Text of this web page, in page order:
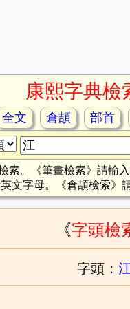
康熙字典檢
全文 倉頡 部首
索。《筆畫檢索》請輸
文字母。《倉頡檢索》
《字頭檢
字頭：